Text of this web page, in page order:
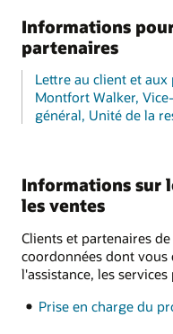
Informations
partenaires
Lettre au client et
Montfort Walker,
général, Unité de la
Informations sur
les ventes
Clients et partenaires
coordonnées dont vous
l'assistance, les
Prise en charge du